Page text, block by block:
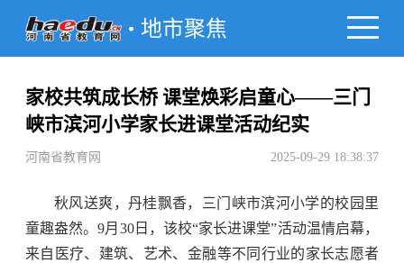
地市聚焦
家校共筑成长桥 课堂焕彩启童心——三门
峡市滨河小学家长进课堂活动纪实
河南省教育网 2025-09-29 18:38:37
秋风送爽，丹桂飘香，三门峡市滨河小学的校园里
童趣盎然。9月30日，该校“家长进课堂”活动温情启幕，
来自医疗、建筑、艺术、金融等不同行业的家长志愿者